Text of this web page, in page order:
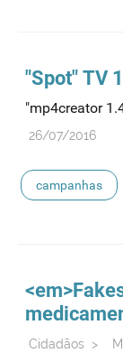
"Spot" TV
"mp4creator
26/07/2016
campanhas
Cidadãos >